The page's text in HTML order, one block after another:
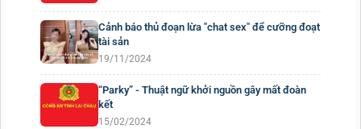
Cảnh báo thủ đoạn lừa "chat sex" để cưỡng đoạt
tài sản
19/11/2024
“Parky” - Thuật ngữ khởi nguồn gây mất đoàn
kết
15/02/2024